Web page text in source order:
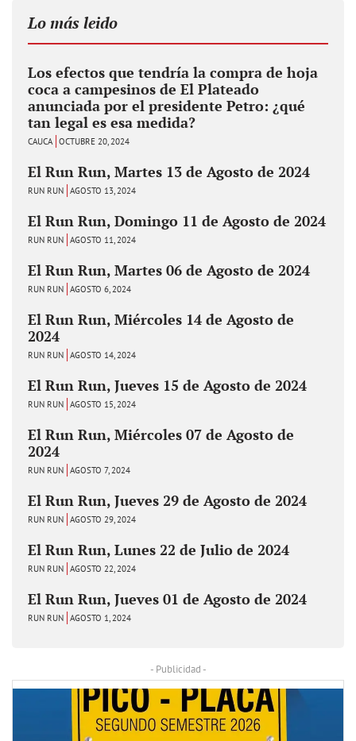
Lo más leido
Los efectos que tendría la compra de hoja
coca a campesinos de El Plateado
anunciada por el presidente Petro: ¿qué
tan legal es esa medida?
CAUCA OCTUBRE 20, 2024
El Run Run, Martes 13 de Agosto de 2024
RUN RUN AGOSTO 13, 2024
El Run Run, Domingo 11 de Agosto de 2024
RUN RUN AGOSTO 11, 2024
El Run Run, Martes 06 de Agosto de 2024
RUN RUN AGOSTO 6, 2024
El Run Run, Miércoles 14 de Agosto de
2024
RUN RUN AGOSTO 14, 2024
El Run Run, Jueves 15 de Agosto de 2024
RUN RUN AGOSTO 15, 2024
El Run Run, Miércoles 07 de Agosto de
2024
RUN RUN AGOSTO 7, 2024
El Run Run, Jueves 29 de Agosto de 2024
RUN RUN AGOSTO 29, 2024
El Run Run, Lunes 22 de Julio de 2024
RUN RUN AGOSTO 22, 2024
El Run Run, Jueves 01 de Agosto de 2024
RUN RUN AGOSTO 1, 2024
- Publicidad -